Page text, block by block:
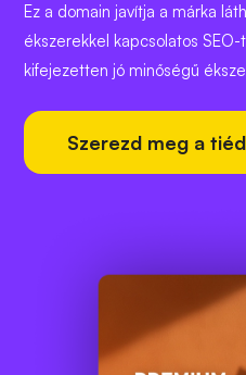
Ez a domain javítja a márka
ékszerekkel kapcsolatos
kifejezetten jó minőségű
Szerezd meg a